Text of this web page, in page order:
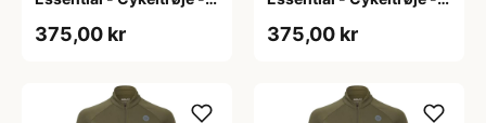
L
375,00 kr
M
375,00 kr